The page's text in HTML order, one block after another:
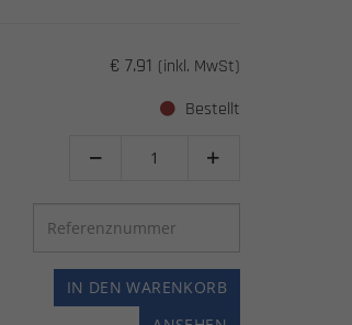
€ 7.91 (inkl. MwSt)
Bestellt
 
IN DEN WARENKORB